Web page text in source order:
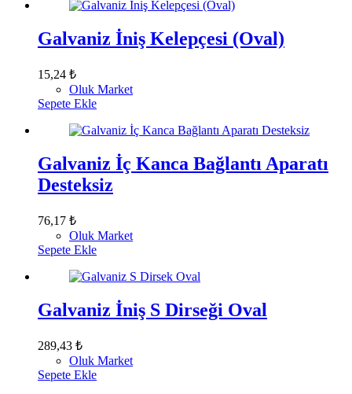
Galvaniz İniş Kelepçesi (Oval)
15,24 ₺
Oluk Market
Sepete Ekle
Galvaniz İç Kanca Bağlantı Aparatı
Desteksiz
76,17 ₺
Oluk Market
Sepete Ekle
Galvaniz İniş S Dirseği Oval
289,43 ₺
Oluk Market
Sepete Ekle